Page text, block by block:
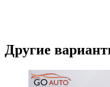
Другие